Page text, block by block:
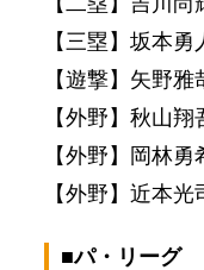
【三塁】坂本
【遊撃】矢野
【外野】秋山
【外野】岡林
【外野】近本
■パ・リーグ